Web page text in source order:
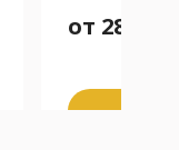
от 287